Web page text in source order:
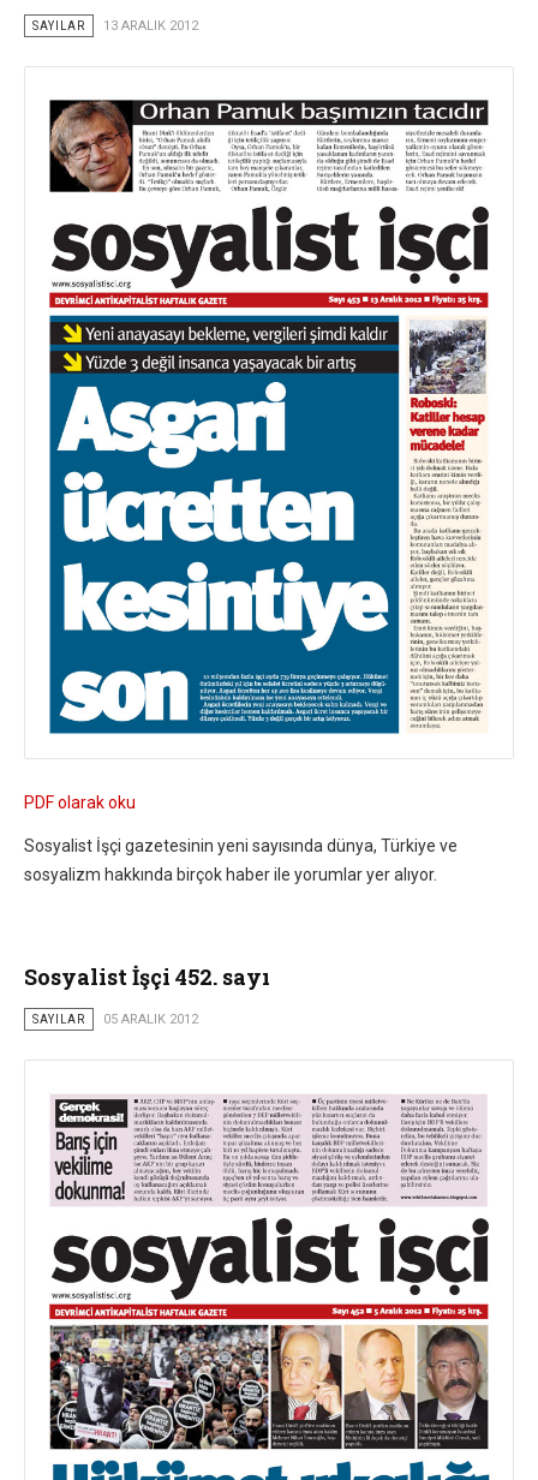
SAYILAR 13 ARALIK 2012
PDF olarak oku
Sosyalist İşçi gazetesinin yeni sayısında dünya, Türkiye ve
sosyalizm hakkında birçok haber ile yorumlar yer alıyor.
Sosyalist İşçi 452. sayı
SAYILAR 05 ARALIK 2012